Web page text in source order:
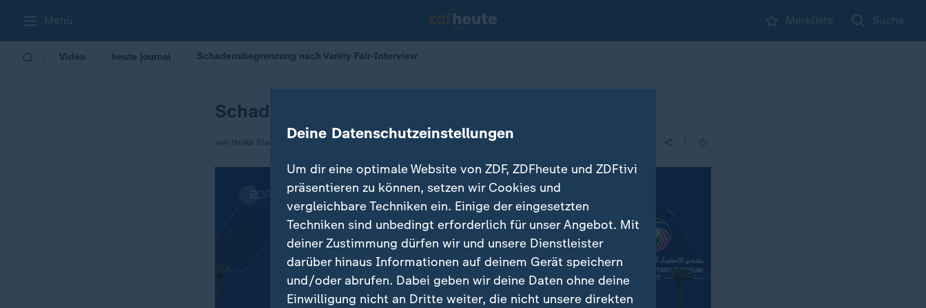
Menü Merkliste Suche
Video heute journal Schadensbegrenzung nach Vanity Fair-Interview
Schadensbegrenzung nach Vanity Fair-Interview
von Heike Slansky Deine Datenschutzeinstellungen
Um dir eine optimale Website von ZDF, ZDFheute und ZDFtivi
präsentieren zu können, setzen wir Cookies und
vergleichbare Techniken ein. Einige der eingesetzten
Techniken sind unbedingt erforderlich für unser Angebot. Mit
deiner Zustimmung dürfen wir und unsere Dienstleister
darüber hinaus Informationen auf deinem Gerät speichern
und/oder abrufen. Dabei geben wir deine Daten ohne deine
Einwilligung nicht an Dritte weiter, die nicht unsere direkten